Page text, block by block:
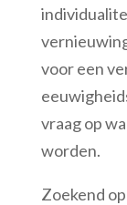
voor een
vraag op
worden.
Zoekend